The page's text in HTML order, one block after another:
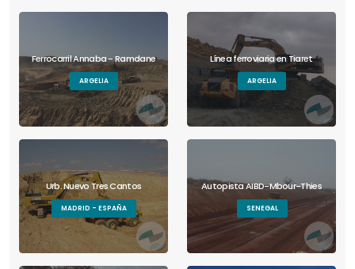
Ferrocarril Annaba - Ramdane
ARGELIA
Línea ferroviaria en Tiaret
ARGELIA
Urb. Nuevo Tres Cantos
MADRID - ESPAÑA
Autopista AIBD-Mbour-Thies
SENEGAL